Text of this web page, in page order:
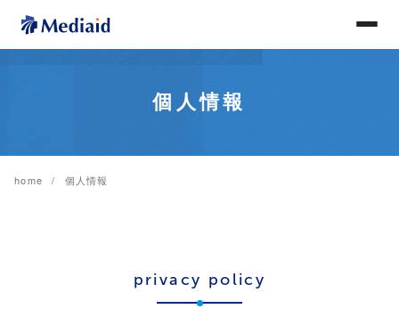
個人情報
home 個人情報
privacy policy